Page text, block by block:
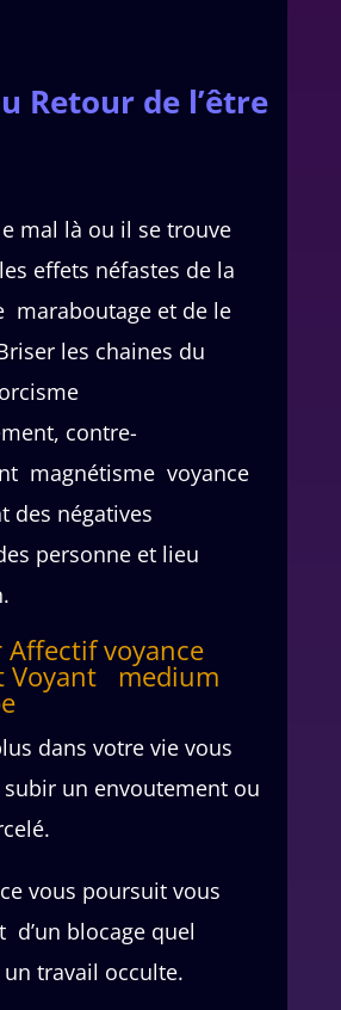
Retour de l’être
mal là ou il se trouve
effets néfastes de la
maraboutage et de le
les chaines du
contre-
magnétisme voyance
des négatives
personne et lieu
Affectif voyance
Voyant medium
dans votre vie vous
subir un envoutement ou
vous poursuit vous
d’un blocage quel
travail occulte.